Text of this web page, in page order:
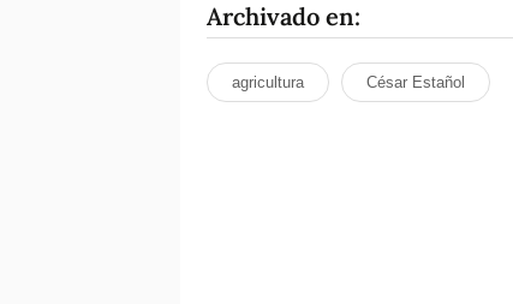
Archivado en:
agricultura César Estañol